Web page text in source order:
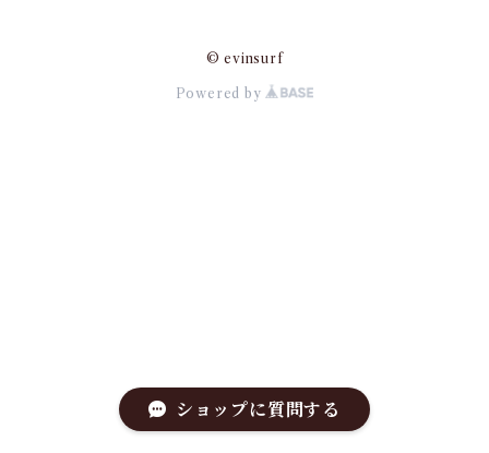
© evinsurf
Powered by
ショップに質問する